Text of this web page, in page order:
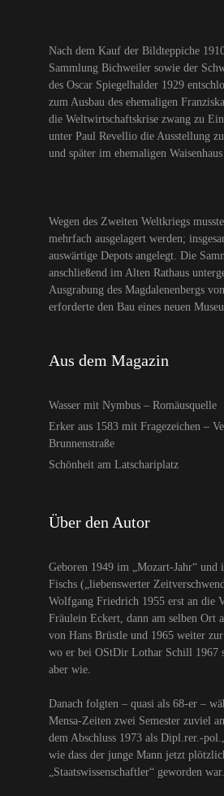
Nach dem Kauf der Bildteppiche
Sammlung Bichweiler sowie der
des Oscar Spiegelhalder 1929
zum Ausbau des ehemaligen
die Weltwirtschaftskrise zwang zu
unter Paul Revellio die Ausstellung
und später im ehemaligen
Wegen des Zweiten Weltkriegs
mehrfach ausgelagert werden;
auswärtige Depots angelegt. Die
anschließend im Alten Rathaus
Ausgrabung des Magdalenenbergs
erforderte den Bau eines neuen
Aus dem Magazin
Wasser mit Nymbus – Romäusquelle
Erker aus 1583 mit Fragezeichen –
Brunnenstraße
Schönheit am Latschariplatz
Über den Autor
Geboren 1949 im „Mozart-Jahr“ und
Fischs („liebenswerter
Wolfgang Friedrich 1955 erst an die
Fräulein Eckert, dann am selben Ort
von Hans Brüstle und 1965 weiter
wo er bei OStDir Lothar Schill 1967
aber wie.
Danach folgten – quasi als 68-er –
Mensa-Zeiten zwei Semester zuviel
dem Abschluss 1973 als Dipl.rer.-
wie dass der junge Mann jetzt
„Staatswissenschaftler“ geworden war.